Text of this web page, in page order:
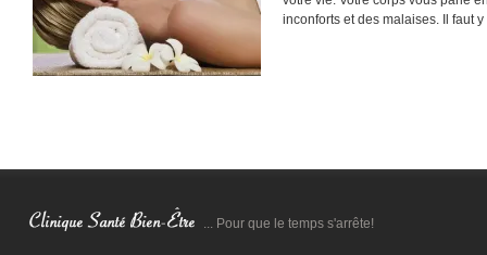
inconforts et des malaises. Il faut
... Pour que le temps s'arrête!